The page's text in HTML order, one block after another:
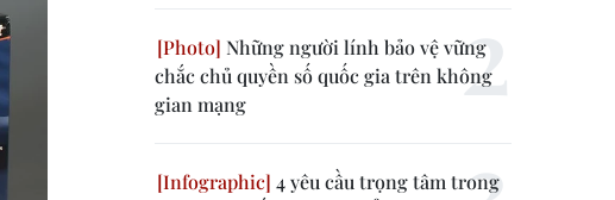
Những người lính bảo vệ vững
chắc chủ quyền số quốc gia trên không
gian mạng
4 yêu cầu trọng tâm trong